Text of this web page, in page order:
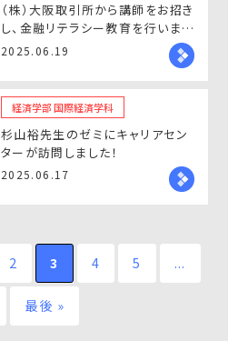
（株）大阪取引所から講師をお招き
し、金融リテラシー教育を行いまし
た！
2025.06.19
経済学部 国際経済学科
杉山裕先生のゼミにキャリアセン
ターが訪問しました！
2025.06.17
2 3 4 5 ...
最後 »